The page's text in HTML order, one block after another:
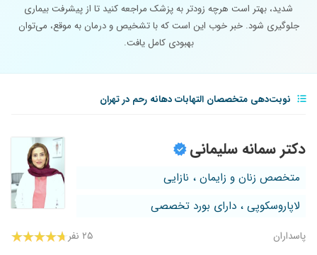
شدید، بهتر است هرچه زودتر به پزشک مراجعه کنید تا از پیشرفت بیماری
جلوگیری شود. خبر خوب این است که با تشخیص و درمان به موقع، می‌توان
بهبودی کامل یافت.
نوبت‌دهی متخصصان التهابات دهانه رحم در تهران
دکتر سمانه سلیمانی
متخصص زنان و زایمان ، نازایی
لاپاروسکوپی ، دارای بورد تخصصی
پاسداران ۲۵ نفر